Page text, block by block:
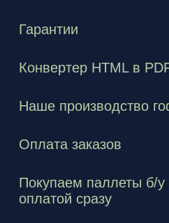
Гарантии
Конвертер HTML в
Наше производство
Оплата заказов
Покупаем паллеты б/у
оплатой сразу